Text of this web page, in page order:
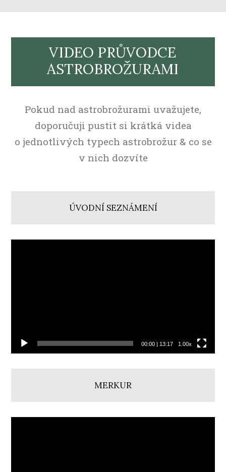
VIDEO PRŮVODCE
ASTROBROŽURAMI
Pokud nad astrobrožurami uvažujete,
doporučuji pustit si krátká videa
o jednotlivých typech astrobrožur & co se
v nich dozvíte
ÚVODNÍ SEZNÁMENÍ
00:00| 13:17 1.00x
MERKUR